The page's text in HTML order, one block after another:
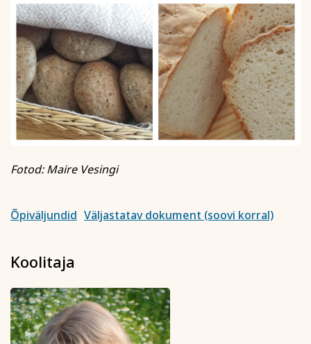
Fotod: Maire Vesingi
Õpiväljundid Väljastatav dokument (soovi korral)
Koolitaja